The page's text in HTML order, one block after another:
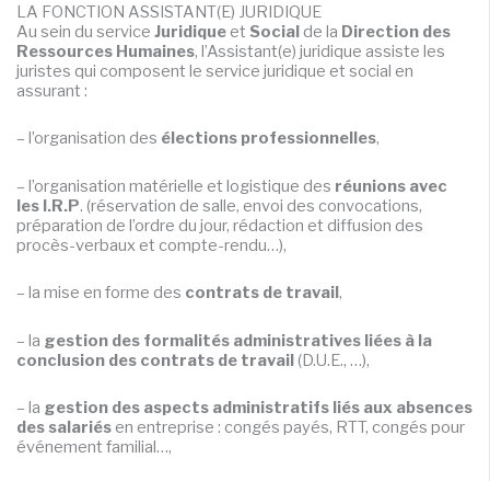
LA FONCTION ASSISTANT(E) JURIDIQUE
Au sein du service Juridique et Social de la Direction des
Ressources Humaines, l’Assistant(e) juridique assiste les
juristes qui composent le service juridique et social en
assurant :
– l’organisation des élections professionnelles,
– l’organisation matérielle et logistique des réunions avec
les I.R.P. (réservation de salle, envoi des convocations,
préparation de l’ordre du jour, rédaction et diffusion des
procès-verbaux et compte-rendu…),
– la mise en forme des contrats de travail ,
– la gestion des formalités administratives liées à la
conclusion des contrats de travail(D.U.E., …),
– la gestion des aspects administratifs liés aux absences
des salariés en entreprise : congés payés, RTT, congés pour
événement familial…,